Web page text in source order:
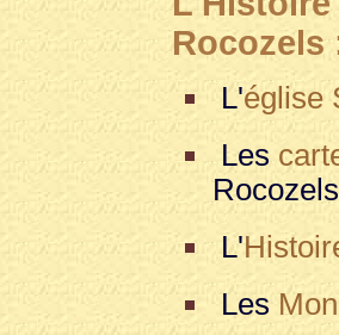
Rocozels
L'église
Les
L'
Les